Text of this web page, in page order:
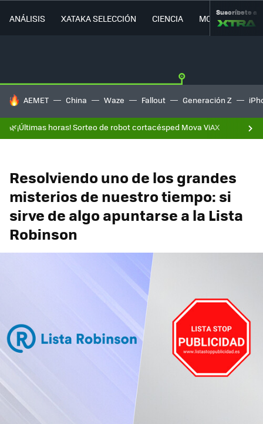
ANÁLISIS XATAKA SELECCIÓN CIENCIA MOVILIDAD
Suscríbete a
HOY SE HABLA DE
AEMET China Waze Fallout Generación Z
🌿¡Últimas horas! Sorteo de robot cortacésped Mova ViAX
Resolviendo uno de los grandes
misterios de nuestro tiempo: si
sirve de algo apuntarse a la Lista
Robinson